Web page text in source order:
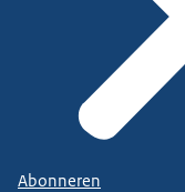
Abonneren